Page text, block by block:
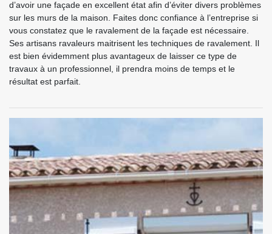
d’avoir une façade en excellent état afin d’éviter divers problèmes
sur les murs de la maison. Faites donc confiance à l’entreprise si
vous constatez que le ravalement de la façade est nécessaire.
Ses artisans ravaleurs maitrisent les techniques de ravalement. Il
est bien évidemment plus avantageux de laisser ce type de
travaux à un professionnel, il prendra moins de temps et le
résultat est parfait.